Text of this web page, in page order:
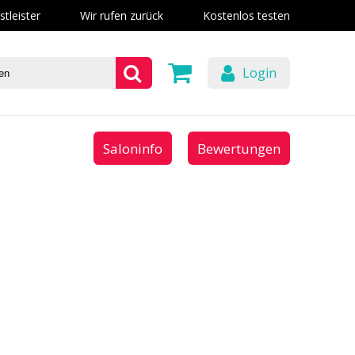
Wir rufen zurück Kostenlos testen
Login
Saloninfo Bewertungen